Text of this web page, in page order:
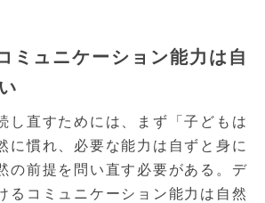
ミュニケーション能力は自
し直すためには、まず「子どもは
に慣れ、必要な能力は自ずと身に
の前提を問い直す必要がある。デ
るコミュニケーション能力は自然